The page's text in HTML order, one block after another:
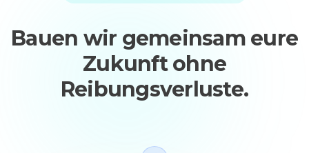
Bauen wir gemeinsam eure
Zukunft ohne
Reibungsverluste.